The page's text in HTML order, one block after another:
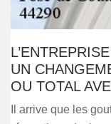
UN
OU TOTAL
Il arrive que les